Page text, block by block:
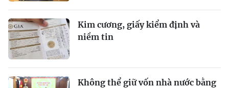
Kim cương, giấy kiểm định và
niềm tin
Không thể giữ vốn nhà nước bằng